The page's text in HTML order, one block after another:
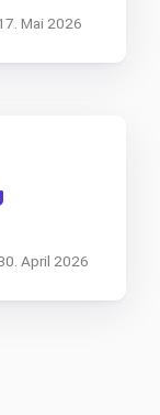
Mai 2026
April 2026